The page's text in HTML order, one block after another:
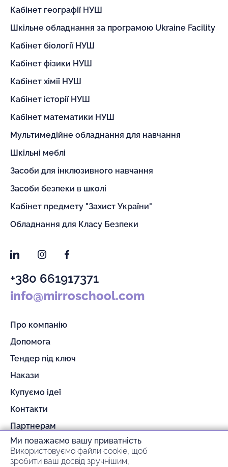
Кабінет географії НУШ
Шкільне обладнання за програмою Ukraine Facility
Кабінет біології НУШ
Кабінет фізики НУШ
Кабінет хімії НУШ
Кабінет історії НУШ
Кабінет математики НУШ
Мультимедійне обладнання для навчання
Шкільні меблі
Засоби для інклюзивного навчання
Засоби безпеки в школі
Кабінет предмету "Захист України"
Обладнання для Класу Безпеки
LinkedInInstagramFacebook
+380 661917371
info@mirroschool.com
Про компанію
Допомога
Тендер під ключ
Накази
Купуємо ідеї
Контакти
Партнерам
Гарантія та повернення
Оплата та доставка
Ми поважаємо вашу приватність
Використовуємо файли cookie, щоб
зробити ваш досвід зручнішим,